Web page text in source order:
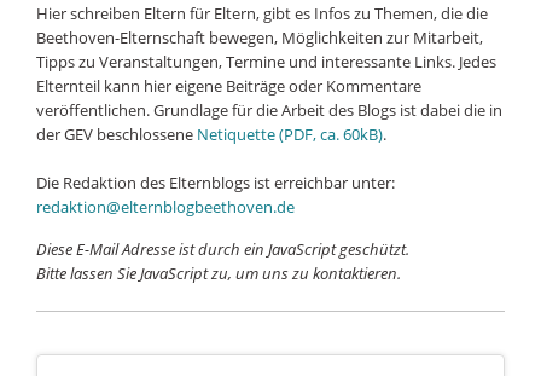
Hier schreiben Eltern für Eltern, gibt es Infos zu Themen, die die
Beethoven-Elternschaft bewegen, Möglichkeiten zur Mitarbeit,
Tipps zu Veranstaltungen, Termine und interessante Links. Jedes
Elternteil kann hier eigene Beiträge oder Kommentare
veröffentlichen. Grundlage für die Arbeit des Blogs ist dabei die in
der GEV beschlossene Netiquette (PDF, ca. 60kB).
Die Redaktion des Elternblogs ist erreichbar unter:
redaktion@elternblogbeethoven.de
Diese E-Mail Adresse ist durch ein JavaScript geschützt.
Bitte lassen Sie JavaScript zu, um uns zu kontaktieren.